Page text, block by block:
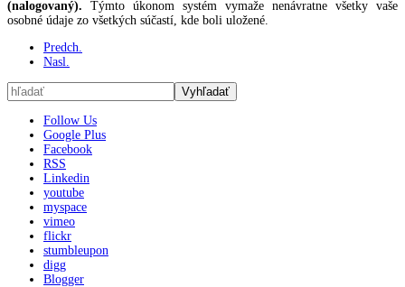
(nalogovaný). Týmto úkonom systém vymaže nenávratne všetky vaše
osobné údaje zo všetkých súčastí, kde boli uložené.
Predch.
Nasl.
Follow Us
Google Plus
Facebook
RSS
Linkedin
youtube
myspace
vimeo
flickr
stumbleupon
digg
Blogger